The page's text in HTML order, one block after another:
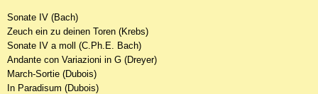
Sonate IV (Bach)
Zeuch ein zu deinen Toren (Krebs)
Sonate IV a moll (C.Ph.E. Bach)
Andante con Variazioni in G (Dreyer)
March-Sortie (Dubois)
In Paradisum (Dubois)